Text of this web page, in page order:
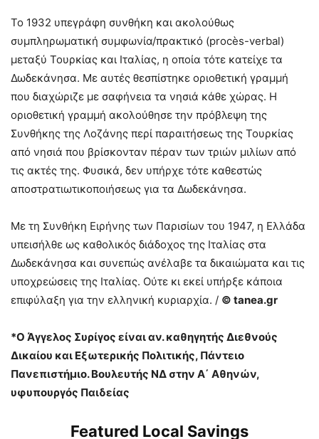
Το 1932 υπεγράφη συνθήκη και ακολούθως
συμπληρωματική συμφωνία/πρακτικό (procès-verbal)
μεταξύ Τουρκίας και Ιταλίας, η οποία τότε κατείχε τα
Δωδεκάνησα. Με αυτές θεσπίστηκε οριοθετική γραμμή
που διαχώριζε με σαφήνεια τα νησιά κάθε χώρας. Η
οριοθετική γραμμή ακολούθησε την πρόβλεψη της
Συνθήκης της Λοζάνης περί παραιτήσεως της Τουρκίας
από νησιά που βρίσκονταν πέραν των τριών μιλίων από
τις ακτές της. Φυσικά, δεν υπήρχε τότε καθεστώς
αποστρατιωτικοποιήσεως για τα Δωδεκάνησα.
Με τη Συνθήκη Ειρήνης των Παρισίων του 1947, η Ελλάδα
υπεισήλθε ως καθολικός διάδοχος της Ιταλίας στα
Δωδεκάνησα και συνεπώς ανέλαβε τα δικαιώματα και τις
υποχρεώσεις της Ιταλίας. Ούτε κι εκεί υπήρξε κάποια
επιφύλαξη για την ελληνική κυριαρχία. / © tanea.gr
*Ο Άγγελος Συρίγος είναι αν. καθηγητής Διεθνούς
Δικαίου και Εξωτερικής Πολιτικής, Πάντειο
Πανεπιστήμιο. Βουλευτής ΝΔ στην Α΄ Αθηνών,
υφυπουργός Παιδείας
Featured Local Savings